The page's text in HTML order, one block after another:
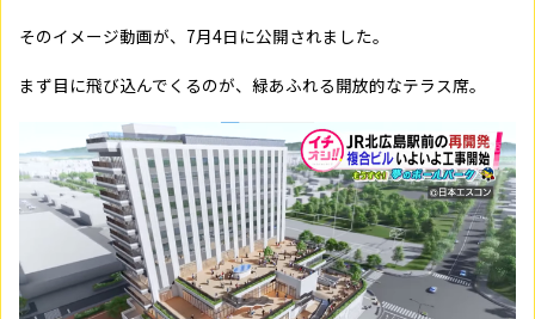
そのイメージ動画が、7月4日に公開されました。
まず目に飛び込んでくるのが、緑あふれる開放的なテラス席。